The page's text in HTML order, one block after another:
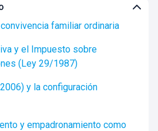
familiar ordinaria
y el Impuesto sobre
(Ley 29/1987)
y la configuración
y empadronamiento como